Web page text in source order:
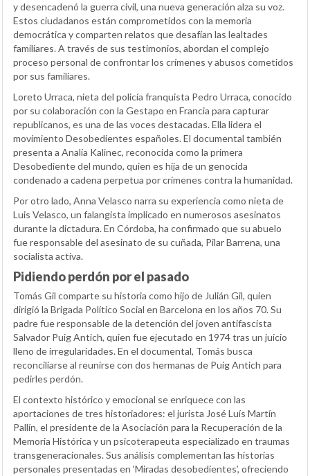
y desencadenó la guerra civil, una nueva generación alza su voz.
Estos ciudadanos están comprometidos con la memoria
democrática y comparten relatos que desafían las lealtades
familiares. A través de sus testimonios, abordan el complejo
proceso personal de confrontar los crímenes y abusos cometidos
por sus familiares.
Loreto Urraca, nieta del policía franquista Pedro Urraca, conocido
por su colaboración con la Gestapo en Francia para capturar
republicanos, es una de las voces destacadas. Ella lidera el
movimiento Desobedientes españoles. El documental también
presenta a Analía Kalinec, reconocida como la primera
Desobediente del mundo, quien es hija de un genocida
condenado a cadena perpetua por crímenes contra la humanidad.
Por otro lado, Anna Velasco narra su experiencia como nieta de
Luis Velasco, un falangista implicado en numerosos asesinatos
durante la dictadura. En Córdoba, ha confirmado que su abuelo
fue responsable del asesinato de su cuñada, Pilar Barrena, una
socialista activa.
Pidiendo perdón por el pasado
Tomás Gil comparte su historia como hijo de Julián Gil, quien
dirigió la Brigada Político Social en Barcelona en los años 70. Su
padre fue responsable de la detención del joven antifascista
Salvador Puig Antich, quien fue ejecutado en 1974 tras un juicio
lleno de irregularidades. En el documental, Tomás busca
reconciliarse al reunirse con dos hermanas de Puig Antich para
pedirles perdón.
El contexto histórico y emocional se enriquece con las
aportaciones de tres historiadores: el jurista José Luís Martín
Pallín, el presidente de la Asociación para la Recuperación de la
Memoria Histórica y un psicoterapeuta especializado en traumas
transgeneracionales. Sus análisis complementan las historias
personales presentadas en ‘Miradas desobedientes’, ofreciendo